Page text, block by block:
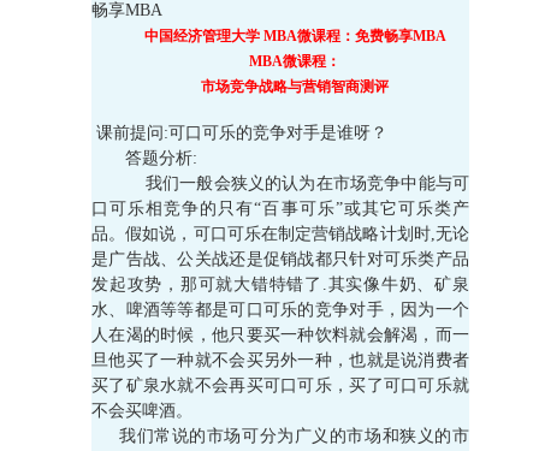
畅享MBA
中国经济管理大学 MBA微课程：免费畅享MBA
MBA微课程：
市场竞争战略与营销智商测评
课前提问:可口可乐的竞争对手是谁呀？
答题分析:
我们一般会狭义的认为在市场竞争中能与可
口可乐相竞争的只有“百事可乐”或其它可乐类产
品。假如说，可口可乐在制定营销战略计划时,无论
是广告战、公关战还是促销战都只针对可乐类产品
发起攻势，那可就大错特错了.其实像牛奶、矿泉
水、啤酒等等都是可口可乐的竞争对手，因为一个
人在渴的时候，他只要买一种饮料就会解渴，而一
旦他买了一种就不会买另外一种，也就是说消费者
买了矿泉水就不会再买可口可乐，买了可口可乐就
不会买啤酒。
我们常说的市场可分为广义的市场和狭义的市